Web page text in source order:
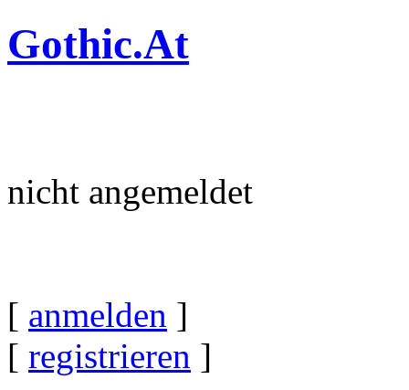
Gothic.At
nicht angemeldet
[ anmelden ]
[ registrieren ]